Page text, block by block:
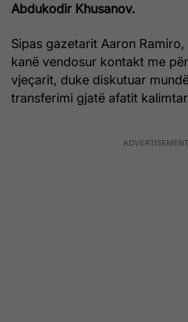
Abdukodir Khusanov.
Sipas gazetarit Aaron Ramiro,
kanë vendosur kontakt me
vjeçarit, duke diskutuar
transferimi gjatë afatit